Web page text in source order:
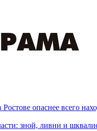
Ростове опаснее всего
зной, ливни и